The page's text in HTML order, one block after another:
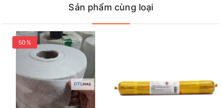
Sản phẩm cùng loại
50%